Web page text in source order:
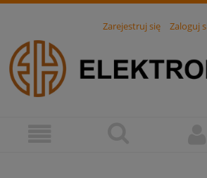
Zarejestruj się Zaloguj